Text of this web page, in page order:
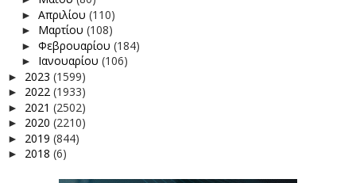
► Απριλίου (110)
► Μαρτίου (108)
► Φεβρουαρίου (184)
► Ιανουαρίου (106)
► 2023 (1599)
► 2022 (1933)
► 2021 (2502)
► 2020 (2210)
► 2019 (844)
► 2018 (6)